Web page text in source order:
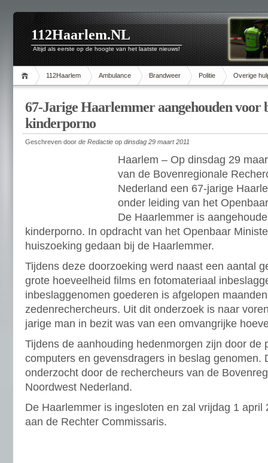
112Haarlem.NL
Altijd als eerste op de hoogte van het laatste nieuws!
112Haarlem Ambulance Brandweer Politie Overige
67-Jarige Haarlemmer aangehouden voor
kinderporno
Geschreven door de Redactie op dinsdag 29 maart 2011
Haarlem – Op dinsdag 29
van de Bovenregionale
Nederland een 67-jarige
onder leiding van het
De Haarlemmer is
kinderporno. In opdracht van het Openbaar
huiszoeking gedaan bij de Haarlemmer.
Tijdens deze doorzoeking werd naast een aantal
grote hoeveelheid films en fotomateriaal
inbeslaggenomen goederen is afgelopen
zedenrechercheurs. Uit dit onderzoek is naar
jarige man in bezit was van een omvangrijke
Tijdens de aanhouding hedenmorgen zijn door de
computers en gevensdragers in beslag genomen.
onderzocht door de rechercheurs van de
Noordwest Nederland.
De Haarlemmer is ingesloten en zal vrijdag 1 april
aan de Rechter Commissaris.